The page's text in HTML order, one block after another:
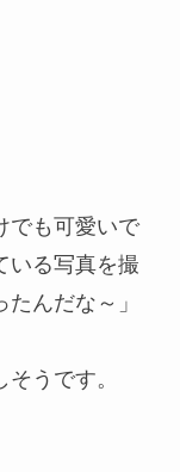
でも可愛いで
いる写真を撮
んだな～」
うです。